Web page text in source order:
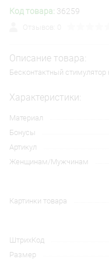
Код товара: 36259
Описание товара:
Бесконтактный стимулятор
Характеристики:
Материал
Бонусы
Артикул
Женщинам/Мужчинам
Картинки товара
ШтрихКод
Размер